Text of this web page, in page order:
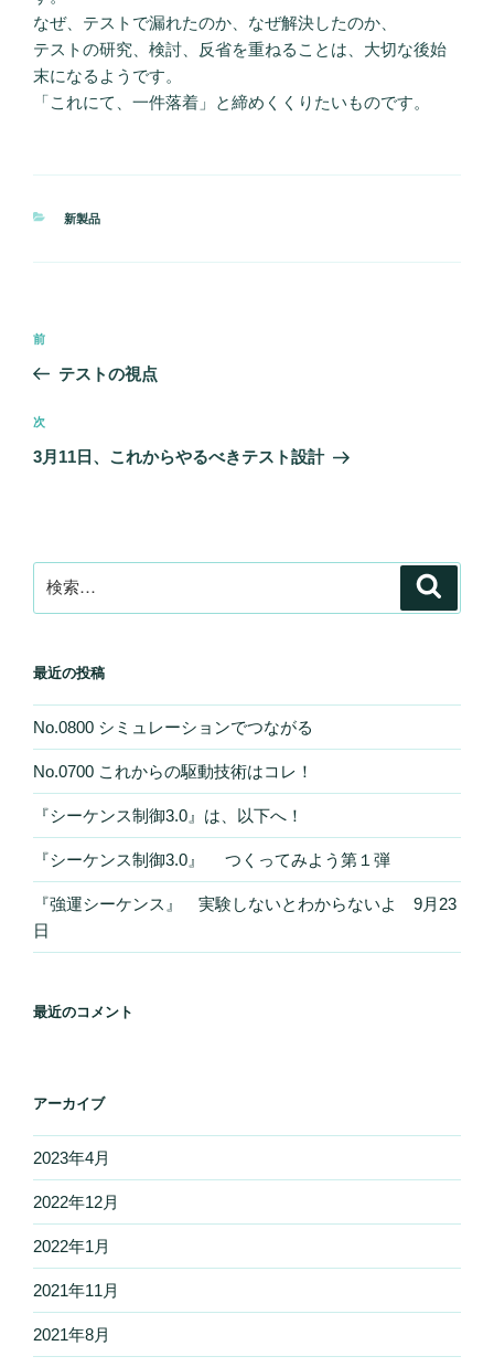
なぜ、テストで漏れたのか、なぜ解決したのか、
テストの研究、検討、反省を重ねることは、大切な後始
末になるようです。
「これにて、一件落着」と締めくくりたいものです。
カ
新製品
投
ビ
ゲ
ン
前
の
稿
前
テストの視点
次
の
次
3月11日、これからやるべきテスト設計
索:
最近の投稿
No.0800 シミュレーションでつながる
No.0700 これからの駆動技術はコレ！
『シーケンス制御3.0』は、以下へ！
『シーケンス制御3.0』 つくってみよう第１弾
『強運シーケンス』 実験しないとわからないよ 9月23
日
最近のコメント
アーカイブ
2023年4月
2022年12月
2022年1月
2021年11月
2021年8月